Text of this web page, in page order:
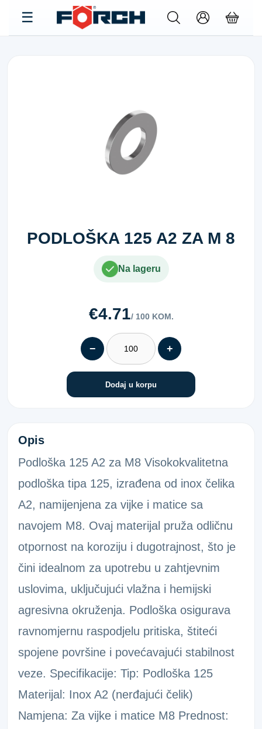
PODLOŠKA 125 A2 ZA M 8
Na lageru
€4.71/ 100 KOM.
− +
Dodaj u korpu
PODLOŠKA 125 A2 ZA M 8
Opis
Podloška 125 A2 za M8 Visokokvalitetna
podloška tipa 125, izrađena od inox čelika
A2, namijenjena za vijke i matice sa
navojem M8. Ovaj materijal pruža odličnu
otpornost na koroziju i dugotrajnost, što je
čini idealnom za upotrebu u zahtjevnim
uslovima, uključujući vlažna i hemijski
agresivna okruženja. Podloška osigurava
ravnomjernu raspodjelu pritiska, štiteći
spojene površine i povećavajući stabilnost
veze. Specifikacije: Tip: Podloška 125
Materijal: Inox A2 (nerđajući čelik)
Namjena: Za vijke i matice M8 Prednost: